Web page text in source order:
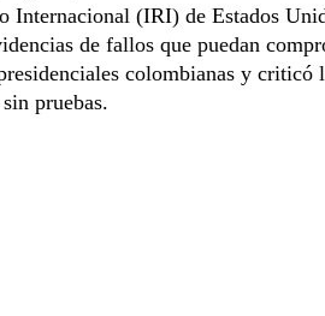
Internacional (IRI) de Estados
de fallos que puedan
colombianas y criticó
pruebas.